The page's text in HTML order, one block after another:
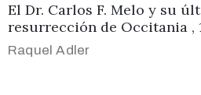
El Dr. Carlos F. Melo y su
resurrección de Occitania ,
Raquel Adler